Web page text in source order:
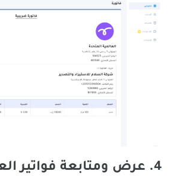
4. عرض ومتابعة فواتير العملاء